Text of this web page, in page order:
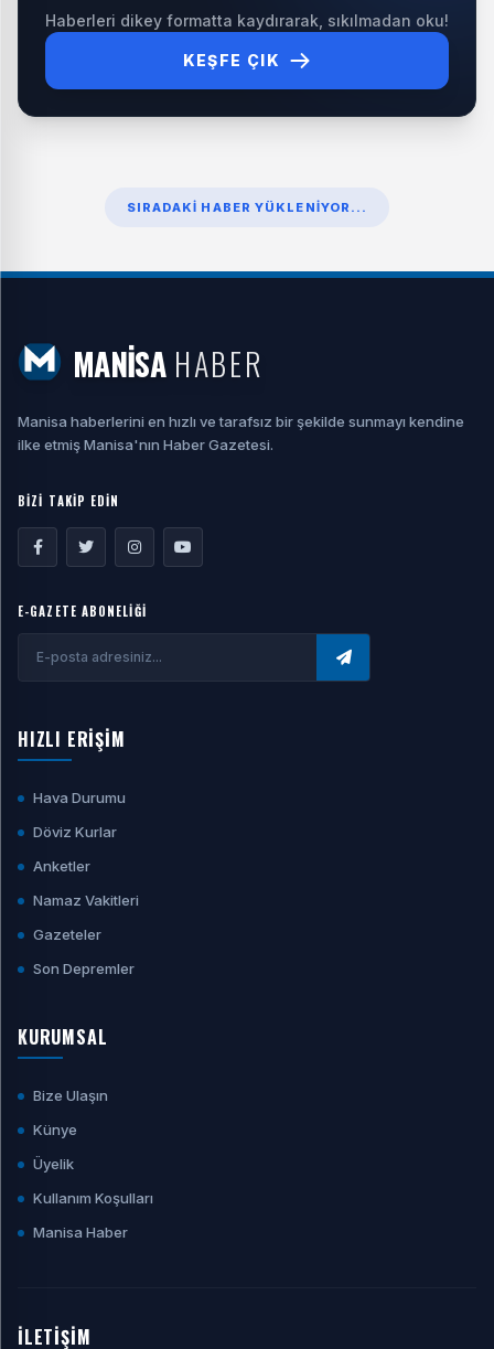
Haberleri dikey formatta kaydırarak, sıkılmadan oku!
KEŞFE ÇIK
SIRADAKI HABER YÜKLENIYOR...
MANİSA HABER
Manisa haberlerini en hızlı ve tarafsız bir şekilde sunmayı kendine
ilke etmiş Manisa'nın Haber Gazetesi.
BİZİ TAKİP EDİN
E-GAZETE ABONELİĞİ
HIZLI ERİŞİM
Hava Durumu
Döviz Kurlar
Anketler
Namaz Vakitleri
Gazeteler
Son Depremler
KURUMSAL
Bize Ulaşın
Künye
Üyelik
Kullanım Koşulları
Manisa Haber
İLETİŞİM